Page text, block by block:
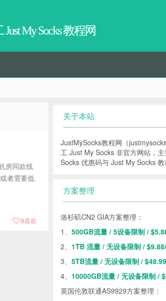
My Socks 教程网
房同款线
者需要低
8喜欢
关于本站
JustMySocks教程网（
工 Just My Socks 非官方网站，
Socks 优惠码与 Just My Socks 教
方案整理
洛杉矶CN2 GIA方案整理：
1、 500GB流量 / 5设备限制 /
2、 1TB 流量 / 无设备限制 /
3、 5TB流量 / 无设备限制 /
4、 10000GB流量 / 无设备限制 /
英国伦敦联通AS9929方案整理：